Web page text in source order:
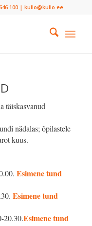
100 | kullo@kullo.ee
täiskasvanud
nädalas; õpilastele
kuus.
Esimene tund
Esimene tund
20.30.Esimene tund